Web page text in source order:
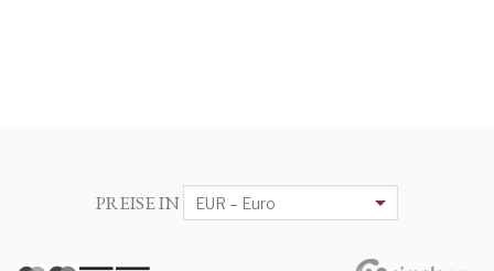
PREISE IN